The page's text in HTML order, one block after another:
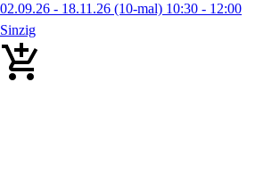
02.09.26 - 18.11.26 (10-mal) 10:30 - 12:00
Sinzig